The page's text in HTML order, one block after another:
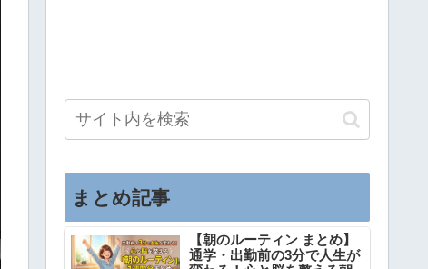
まとめ記事
【朝のルーティン まとめ】
通学・出勤前の3分で人生が